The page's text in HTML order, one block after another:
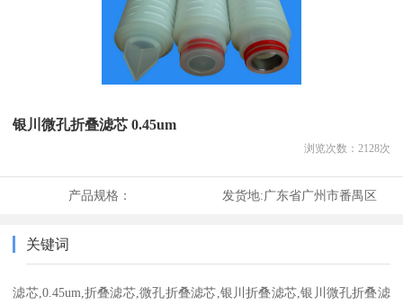
银川微孔折叠滤芯 0.45um
浏览次数： 2128次
产品规格： 发货地:广东省广州市番禺区
关键词
滤芯,0.45um,折叠滤芯,微孔折叠滤芯,银川折叠滤芯,银川微孔折叠滤